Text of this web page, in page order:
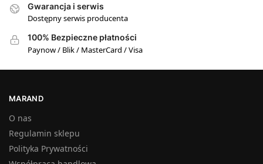
Gwarancja i serwis
Dostępny serwis producenta
100% Bezpieczne płatności
Paynow / Blik / MasterCard / Visa
MARAND
O nas
Regulamin sklepu
Polityka Prywatności